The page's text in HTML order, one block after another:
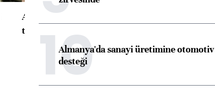
ABD'de konut başlangıçları
toparlandı10
Almanya'da sanayi üretimine otomotiv
desteği